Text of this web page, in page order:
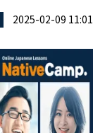
2025-02-09 11:01